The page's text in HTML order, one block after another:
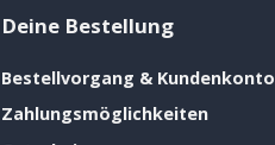
Deine Bestellung
Bestellvorgang & Kundenkonto
Zahlungsmöglichkeiten